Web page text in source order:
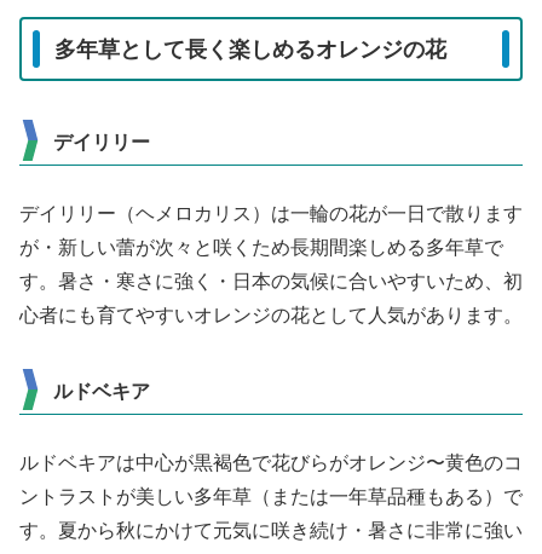
多年草として長く楽しめるオレンジの花
デイリリー
デイリリー（ヘメロカリス）は一輪の花が一日で散ります
が・新しい蕾が次々と咲くため長期間楽しめる多年草で
す。暑さ・寒さに強く・日本の気候に合いやすいため、初
心者にも育てやすいオレンジの花として人気があります。
ルドベキア
ルドベキアは中心が黒褐色で花びらがオレンジ〜黄色のコ
ントラストが美しい多年草（または一年草品種もある）で
す。夏から秋にかけて元気に咲き続け・暑さに非常に強い